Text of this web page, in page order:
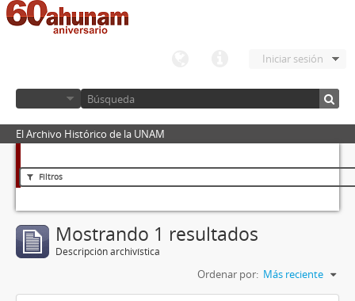
Iniciar sesión
El Archivo Histórico de la UNAM
Filtros
Mostrando 1 resultados
Descripción archivística
Ordenar por: Más reciente